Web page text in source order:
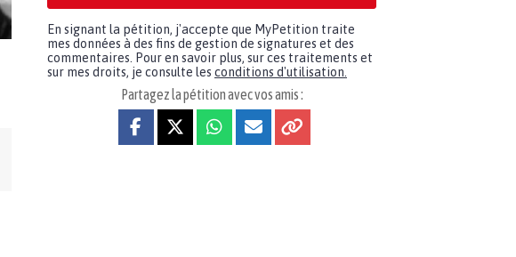
En signant la pétition, j'accepte que MyPetition traite
mes données à des fins de gestion de signatures et des
commentaires. Pour en savoir plus, sur ces traitements et
sur mes droits, je consulte les conditions d'utilisation.
Partagez la pétition avec vos amis :